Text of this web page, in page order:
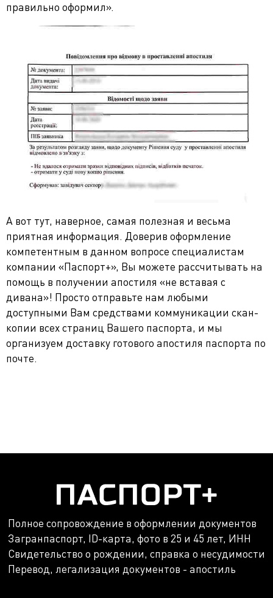
правильно оформил».
А вот тут, наверное, самая полезная и весьма
приятная информация. Доверив оформление
компетентным в данном вопросе специалистам
компании «Паспорт+», Вы можете рассчитывать на
помощь в получении апостиля «не вставая с
дивана»! Просто отправьте нам любыми
доступными Вам средствами коммуникации скан-
копии всех страниц Вашего паспорта, и мы
организуем доставку готового апостиля паспорта по
почте.
Полное сопровождение в оформлении документов
Загранпаспорт, ID-карта, фото в 25 и 45 лет, ИНН
Свидетельство о рождении, справка о несудимости
Перевод, легализация документов - апостиль